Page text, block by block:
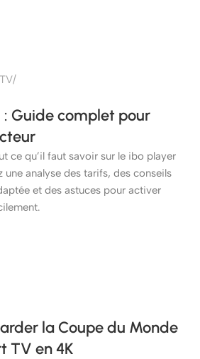
Guide complet pour
ce qu’il faut savoir sur le ibo player
une analyse des tarifs, des conseils
et des astuces pour activer
la Coupe du Monde
TV en 4K